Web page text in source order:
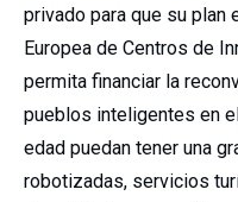
privado para que su plan
Europea de Centros de
permita financiar la
pueblos inteligentes en
edad puedan tener una
robotizadas, servicios